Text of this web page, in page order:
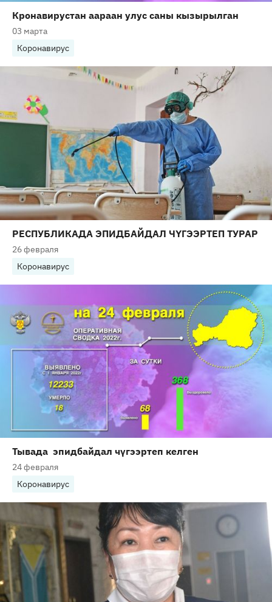
Кронавирустан аараан улус саны кызырылган
03 марта
Коронавирус
РЕСПУБЛИКАДА ЭПИДБАЙДАЛ ЧҮГЭЭРТЕП ТУРАР
26 февраля
Коронавирус
Тывада эпидбайдал чүгээртеп келген
24 февраля
Коронавирус